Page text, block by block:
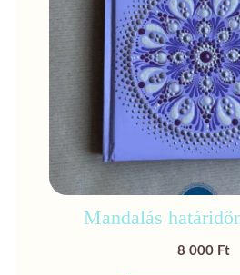
Mandalás
8 000 Ft